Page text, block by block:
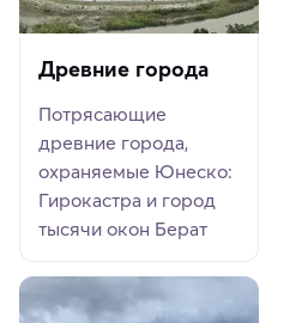
Древние города
Потрясающие
древние города,
охраняемые Юнеско:
Гирокастра и город
тысячи окон Берат